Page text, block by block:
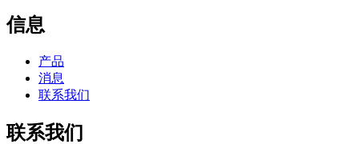
信息
产品
消息
联系我们
联系我们